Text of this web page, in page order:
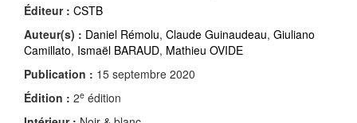
Éditeur : CSTB
Auteur(s) : Daniel Rémolu, Claude Guinaudeau, Giuliano
Camillato, Ismaël BARAUD, Mathieu OVIDE
Publication : 15 septembre 2020
Édition : 2e édition